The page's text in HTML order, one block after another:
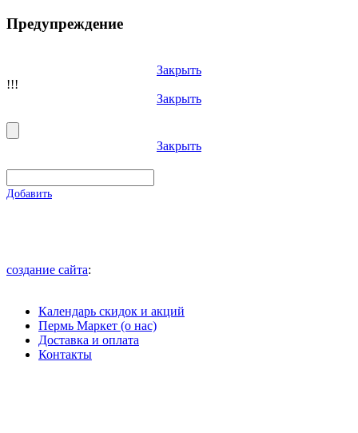
Предупреждение
Закрыть
!!!
Закрыть
Закрыть
Добавить
создание сайта:
Календарь скидок и акций
Пермь Маркет (о нас)
Доставка и оплата
Контакты